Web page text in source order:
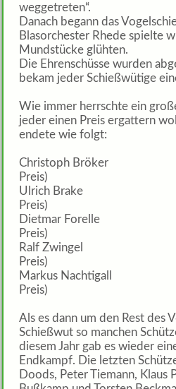
weggetreten“.
Danach begann das
Blasorchester Rhede spielte
Mundstücke glühten.
Die Ehrenschüsse wurden
bekam jeder Schießwütige
Wie immer herrschte ein
jeder einen Preis ergattern
endete wie folgt:
Christoph
Preis)
Ulrich Brake
Preis)
Dietmar Forelle
Preis)
Ralf Zwingel
Preis)
Markus
Preis)
Als es dann um den Rest des
Schießwut so manchen
diesem Jahr gab es wieder
Endkampf. Die letzten
Doods, Peter Tiemann, Klaus